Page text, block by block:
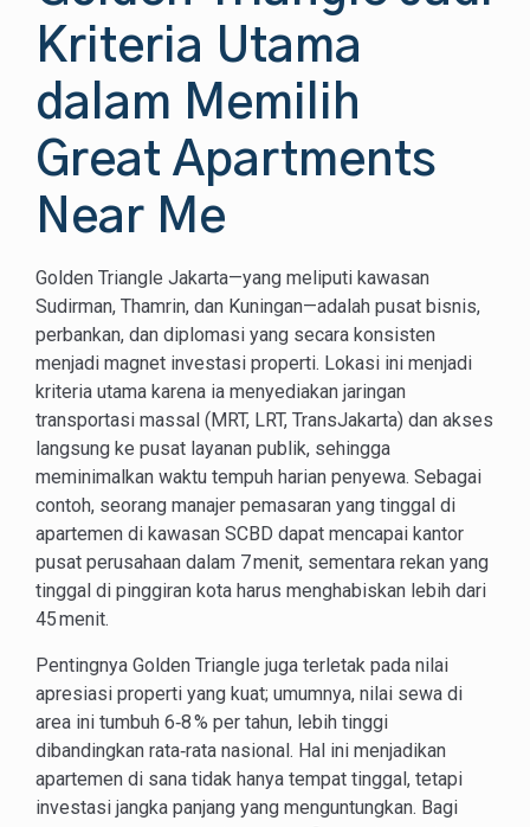
Kriteria Utama
dalam Memilih
Great Apartments
Near Me
Golden Triangle Jakarta—yang meliputi kawasan
Sudirman, Thamrin, dan Kuningan—adalah pusat bisnis,
perbankan, dan diplomasi yang secara konsisten
menjadi magnet investasi properti. Lokasi ini menjadi
kriteria utama karena ia menyediakan jaringan
transportasi massal (MRT, LRT, TransJakarta) dan akses
langsung ke pusat layanan publik, sehingga
meminimalkan waktu tempuh harian penyewa. Sebagai
contoh, seorang manajer pemasaran yang tinggal di
apartemen di kawasan SCBD dapat mencapai kantor
pusat perusahaan dalam 7 menit, sementara rekan yang
tinggal di pinggiran kota harus menghabiskan lebih dari
45 menit.
Pentingnya Golden Triangle juga terletak pada nilai
apresiasi properti yang kuat; umumnya, nilai sewa di
area ini tumbuh 6‑8 % per tahun, lebih tinggi
dibandingkan rata‑rata nasional. Hal ini menjadikan
apartemen di sana tidak hanya tempat tinggal, tetapi
investasi jangka panjang yang menguntungkan. Bagi